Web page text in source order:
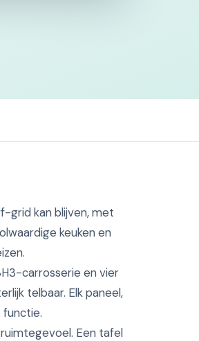
grid kan blijven, met
keuken en
carrosserie en vier
telbaar. Elk paneel,
functie.
Een tafel